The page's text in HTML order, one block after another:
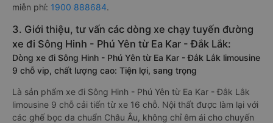
miễn phí: 1900 888684.
3. Giới thiệu, tư vấn các dòng xe chạy tuyến đường
xe đi Sông Hinh - Phú Yên từ Ea Kar - Đắk Lắk:
Dòng xe đi Sông Hinh - Phú Yên từ Ea Kar - Đắk Lắk limousine
9 chỗ vip, chất lượng cao: Tiện lợi, sang trọng
Là sản phẩm xe đi Sông Hinh - Phú Yên từ Ea Kar - Đắk Lắk
limousine 9 chỗ cải tiến từ xe 16 chỗ. Nội thất được làm lại với
các ghế bọc da chuẩn Châu Âu, không chỉ êm ái cho chuyến